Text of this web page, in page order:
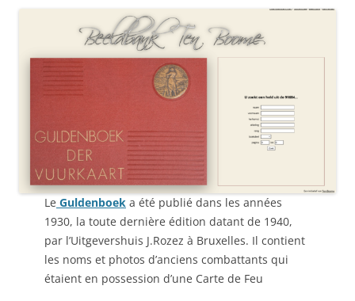
Le Guldenboek a été publié dans les années
1930, la toute dernière édition datant de 1940,
par l’Uitgevershuis J.Rozez à Bruxelles. Il contient
les noms et photos d’anciens combattants qui
étaient en possession d’une Carte de Feu